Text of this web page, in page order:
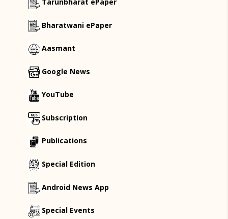
Tarunbharat ePaper
Bharatwani ePaper
Aasmant
Google News
YouTube
Subscription
Publications
Special Edition
Android News App
Special Events